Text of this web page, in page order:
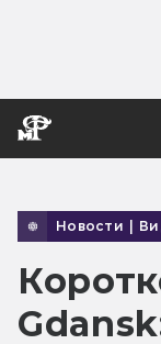
Новости |